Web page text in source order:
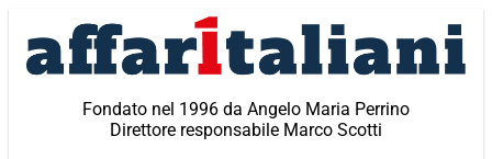
contenuto
Fondato nel 1996 da Angelo Maria Perrino
Direttore responsabile Marco Scotti